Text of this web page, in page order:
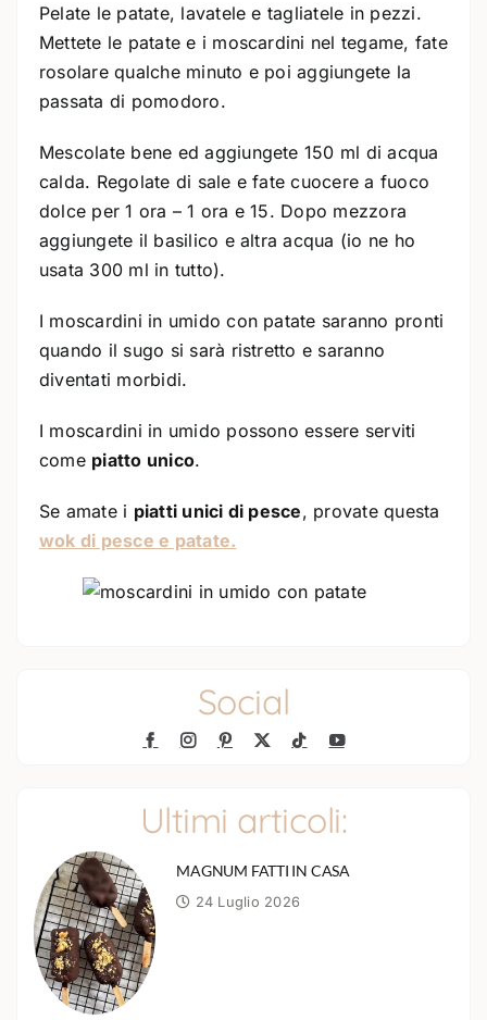
Pelate le patate, lavatele e tagliatele in pezzi.
Mettete le patate e i moscardini nel tegame, fate
rosolare qualche minuto e poi aggiungete la
passata di pomodoro.
Mescolate bene ed aggiungete 150 ml di acqua
calda. Regolate di sale e fate cuocere a fuoco
dolce per 1 ora – 1 ora e 15. Dopo mezzora
aggiungete il basilico e altra acqua (io ne ho
usata 300 ml in tutto).
I moscardini in umido con patate saranno pronti
quando il sugo si sarà ristretto e saranno
diventati morbidi.
I moscardini in umido possono essere serviti
come piatto unico.
Se amate i piatti unici di pesce, provate questa
wok di pesce e patate.
Social
Ultimi articoli:
MAGNUM FATTI IN CASA
24 Luglio 2026